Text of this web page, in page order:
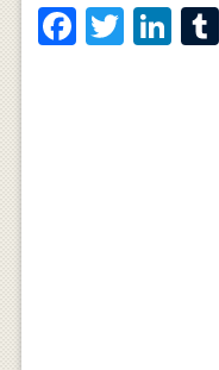
Facebook